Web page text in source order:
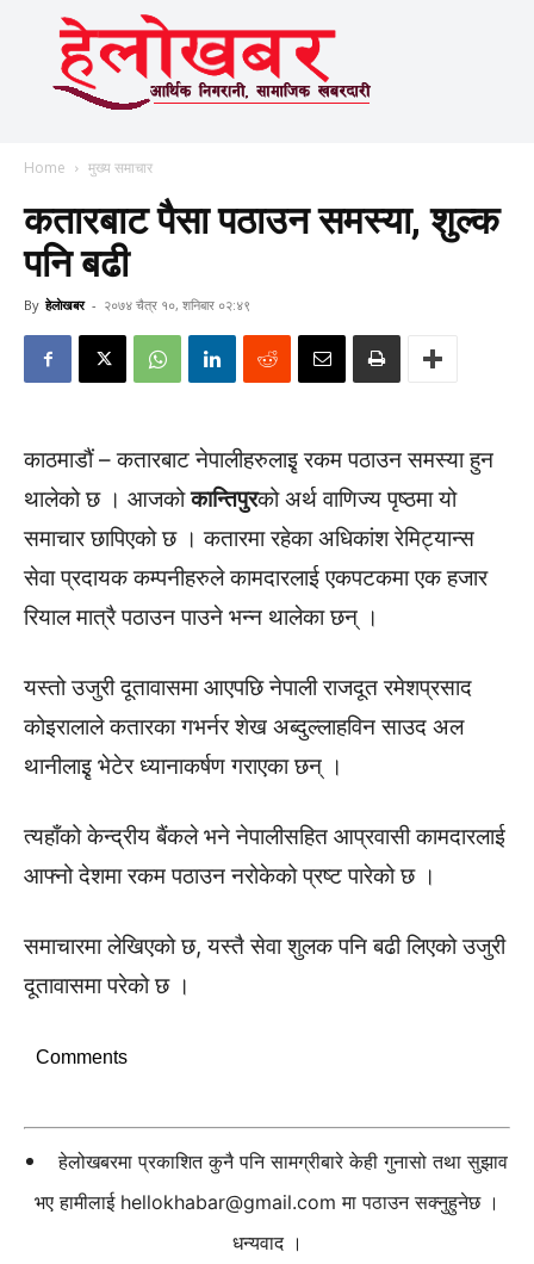
Home मुख्य समाचार
कतारबाट पैसा पठाउन समस्या, शुल्क
पनि बढी
By हेलाेखबर - २०७४ चैत्र १०, शनिबार ०२:४९
काठमाडौं – कतारबाट नेपालीहरुलाइृ रकम पठाउन समस्या हुन
थालेको छ । आजकोकान्तिपुरको अर्थ वाणिज्य पृष्ठमा यो
समाचार छापिएको छ । कतारमा रहेका अधिकांश रेमिट्यान्स
सेवा प्रदायक कम्पनीहरुले कामदारलाई एकपटकमा एक हजार
रियाल मात्रै पठाउन पाउने भन्न थालेका छन् ।
यस्तो उजुरी दूतावासमा आएपछि नेपाली राजदूत रमेशप्रसाद
कोइरालाले कतारका गभर्नर शेख अब्दुल्लाहविन साउद अल
थानीलाइृ भेटेर ध्यानाकर्षण गराएका छन् ।
त्यहाँको केन्द्रीय बैंकले भने नेपालीसहित आप्रवासी कामदारलाई
आफ्नो देशमा रकम पठाउन नरोकेको प्रष्ट पारेको छ ।
समाचारमा लेखिएको छ, यस्तै सेवा शुलक पनि बढी लिएको उजुरी
दूतावासमा परेको छ ।
Comments
हेलोखबरमा प्रकाशित कुनै पनि सामग्रीबारे केही गुनासो तथा सुझाव
भए हामीलाई hellokhabar@gmail.com मा पठाउन सक्नुहुनेछ ।
धन्यवाद ।